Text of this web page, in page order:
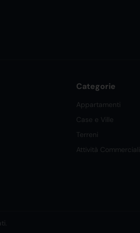
Categorie
Appartamenti
Case e Ville
Terreni
Attività Commerciali